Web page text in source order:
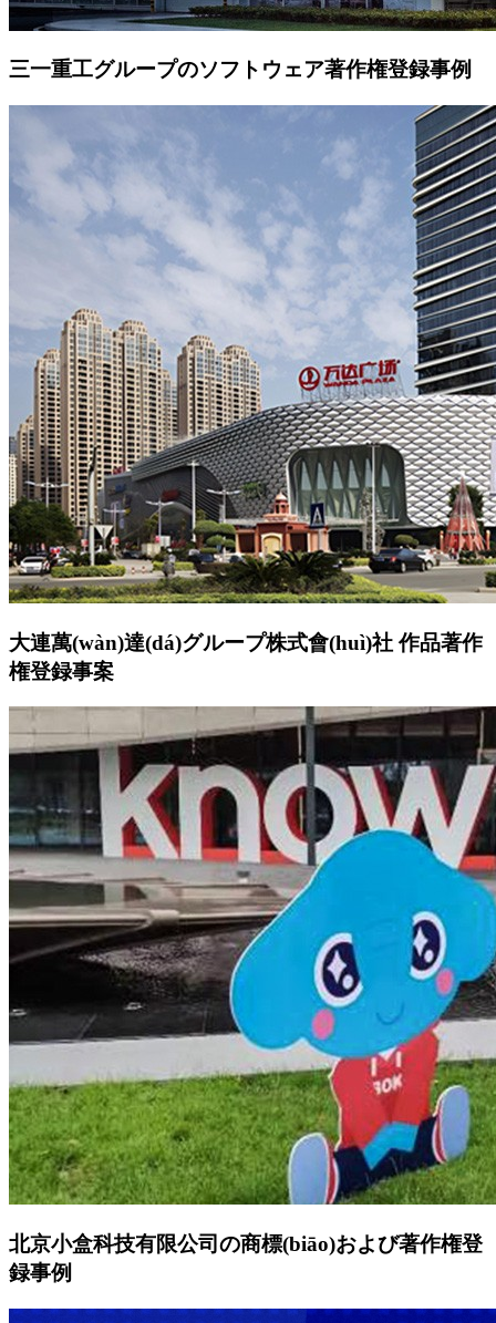
三一重工グループのソフトウェア著作権登録事例
大連萬(wàn)達(dá)グループ株式會(huì)社 作品著作
権登録事案
北京小盒科技有限公司の商標(biāo)および著作権登
録事例